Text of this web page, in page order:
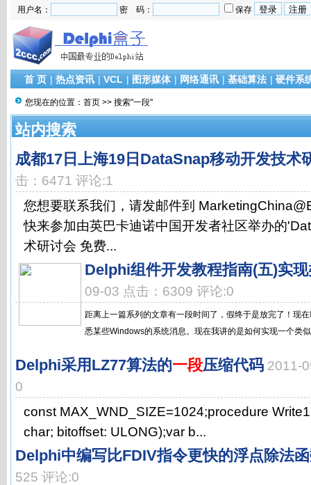
用户名： 密 码： 保存
首 页 | 热点资讯 | VCL | 图形媒体 | 网络通讯 | 基础算法 | 硬件系
您现在的位置： 首页 >> 搜索"一段"
站内搜索
成都17日上海19日DataSnap移动开发技术
击：6471 评论:1
您想要联系我们，请发邮件到
快来参加由英巴卡迪诺中国开发者社区举办的
术研讨会 免费...
Delphi组件开发教程指南(五)实
09-03 点击：6309 评论:0
距离上一篇系列的文章有一段时间了，假终于是放完了！现
悉某些Windows的系统消息。现在我讲的是如何实现一个类
Delphi采用LZ77算法的一段压缩代码 2011-
0
const MAX_WND_SIZE=1024;procedure
char; bitoffset: ULONG);var b...
Delphi中编写比FDIV指令更快的浮点除法
525 评论:0